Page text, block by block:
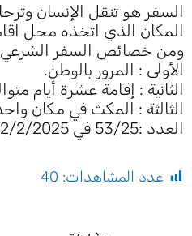
السفر هو تنقل الإنسان
المكان الذي اتخذه محل
ومن خصائص السفر الشرعي
الأولى : المرور بالوطن.
الثانية : إقامة عشرة أيام
الثالثة : المكث في مكان
العدد :53/25 في 22/2/2025
عدد المشاهدات: 40